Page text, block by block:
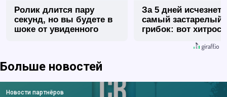
Ролик длится пару
секунд, но вы будете в
шоке от увиденного
За 5 дней исчезнет
самый застарелый
грибок: вот
Больше новостей
Новости партнёров